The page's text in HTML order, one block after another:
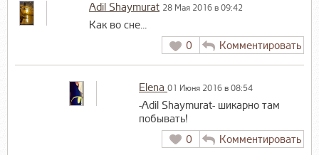
Adil Shaymurat 28 Мая 2016 в 09:42
Как во сне...
0
Комментировать
Elena 01 Июня 2016 в 08:54
-Adil Shaymurat- шикарно там
побывать!
0
Комментировать